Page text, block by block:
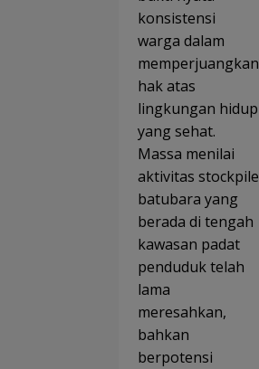
konsistensi
warga dalam
memperjuangkan
hak atas
lingkungan hidup
yang sehat.
Massa menilai
aktivitas stockpile
batubara yang
berada di tengah
kawasan padat
penduduk telah
lama
meresahkan,
bahkan
berpotensi